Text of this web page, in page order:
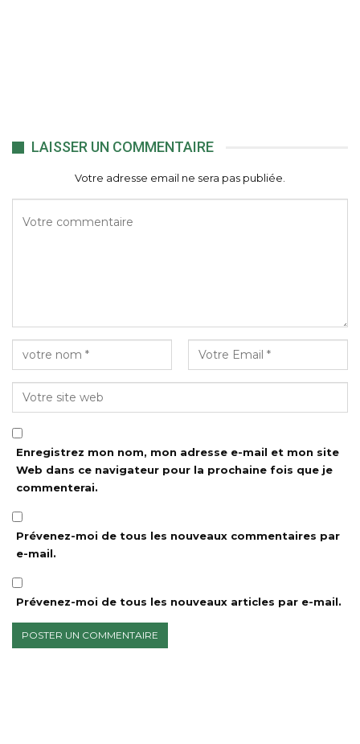
LAISSER UN COMMENTAIRE
Votre adresse email ne sera pas publiée.
Enregistrez mon nom, mon adresse e-mail et mon site
Web dans ce navigateur pour la prochaine fois que je
commenterai.
Prévenez-moi de tous les nouveaux commentaires par
e-mail.
Prévenez-moi de tous les nouveaux articles par e-mail.